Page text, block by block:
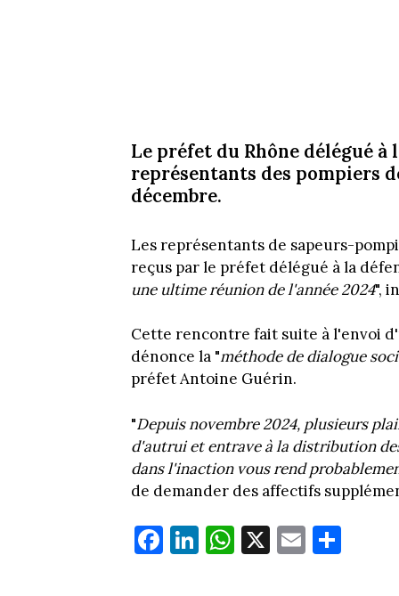
Le préfet du Rhône délégué
représentants des pompiers
décembre.
Les représentants de sapeurs-
reçus par le préfet délégué à la
une ultime réunion de l'année 2024",
Cette rencontre fait suite à l'envoi
dénonce la "méthode de dialogue
préfet Antoine Guérin.
"Depuis novembre 2024, plusieurs
d'autrui et entrave à la distribution
dans l'inaction vous rend
de demander des affectifs
Fa
ce
Li
nk
W
ha
X E
m